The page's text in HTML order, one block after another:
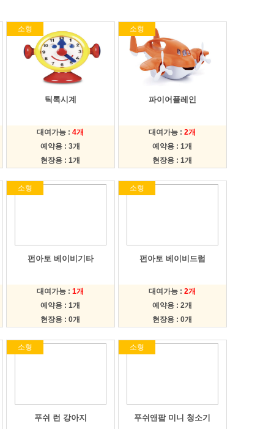
소형
틱톡시계
대여가능 :4개
예약용 : 3개
현장용 : 1개
소형
파이어플레인
대여가능 :2개
예약용 : 1개
현장용 : 1개
소형
펀아토 베이비기타
대여가능 :1개
예약용 : 1개
현장용 : 0개
소형
펀아토 베이비드럼
대여가능 :2개
예약용 : 2개
현장용 : 0개
소형
푸쉬 런 강아지
소형
푸쉬앤팝 미니 청소기